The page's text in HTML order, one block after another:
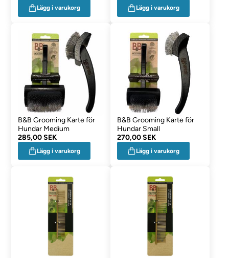
Lägg i varukorg Lägg i varukorg
B&B Grooming Karte för
Hundar Medium
285,00 SEK
Lägg i varukorg
B&B Grooming Karte för
Hundar Small
270,00 SEK
Lägg i varukorg